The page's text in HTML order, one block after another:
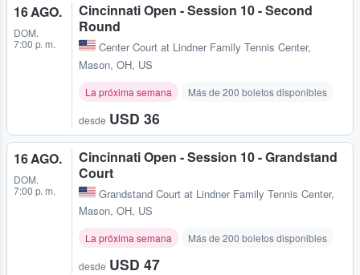
16 AGO.
DOM.
7:00 p. m.
Cincinnati Open - Session 10 - Second
Round
Center Court at Lindner Family Tennis Center,
Mason, OH, US
La próxima semana Más de 200 boletos disponibles
desde USD 36
16 AGO.
DOM.
7:00 p. m.
Cincinnati Open - Session 10 - Grandstand
Court
Grandstand Court at Lindner Family Tennis Center,
Mason, OH, US
La próxima semana Más de 200 boletos disponibles
desde USD 47